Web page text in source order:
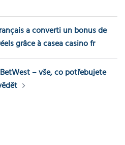
a converti un bonus de
grâce à casea casino fr
– vše, co potřebujete